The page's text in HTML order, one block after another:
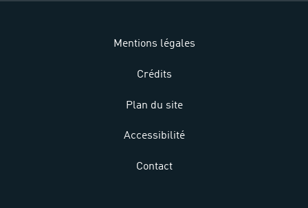
Mentions légales
Crédits
Plan du site
Accessibilité
Contact